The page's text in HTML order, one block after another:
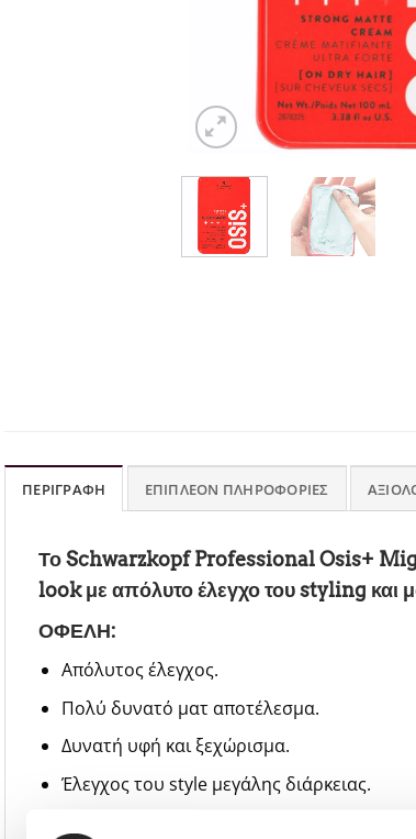
ΠΕΡΙΓΡΑΦΉ ΕΠΙΠΛΈΟΝ ΠΛΗΡΟΦΟΡΊΕΣ
Το Schwarzkopf Professional Osis+
look με απόλυτο έλεγχο του styling και
ΟΦΕΛΗ:
Απόλυτος έλεγχος.
Πολύ δυνατό ματ αποτέλεσμα.
Δυνατή υφή και ξεχώρισμα.
Έλεγχος του style μεγάλης διάρκειας.